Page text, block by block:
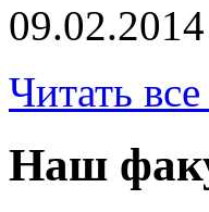
09.02.2014
Читать
Наш